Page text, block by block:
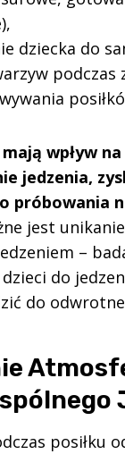
dziecka do
podczas
wpływ
jedzenia,
próbowania
jest
–
do
do
posiłku